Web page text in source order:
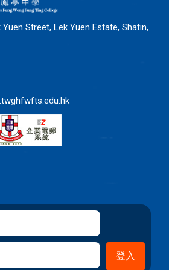
Street, Lek Yuen Estate, Shatin,